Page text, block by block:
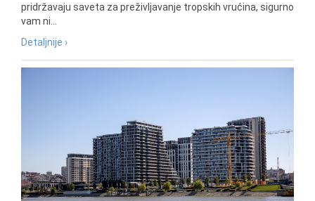
pridržavaju saveta za preživljavanje tropskih vrućina, sigurno
vam ni...
Detaljnije ›